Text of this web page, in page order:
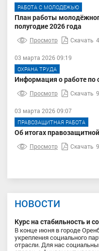
РАБОТА С МОЛОДЕЖЬЮ
План работы
полугодие 2026 года
Просмотр Скачать
03 марта 2026 09:19
ОХРАНА ТРУДА
Информация о работе по
Просмотр Скачать
03 марта 2026 09:07
ПРАВОЗАЩИТНАЯ РАБОТА
Об итогах
Просмотр Скачать
НОВОСТИ
Курс на стабильность и
В конце июня в городе
укрепления социального
отрасли. Для нас